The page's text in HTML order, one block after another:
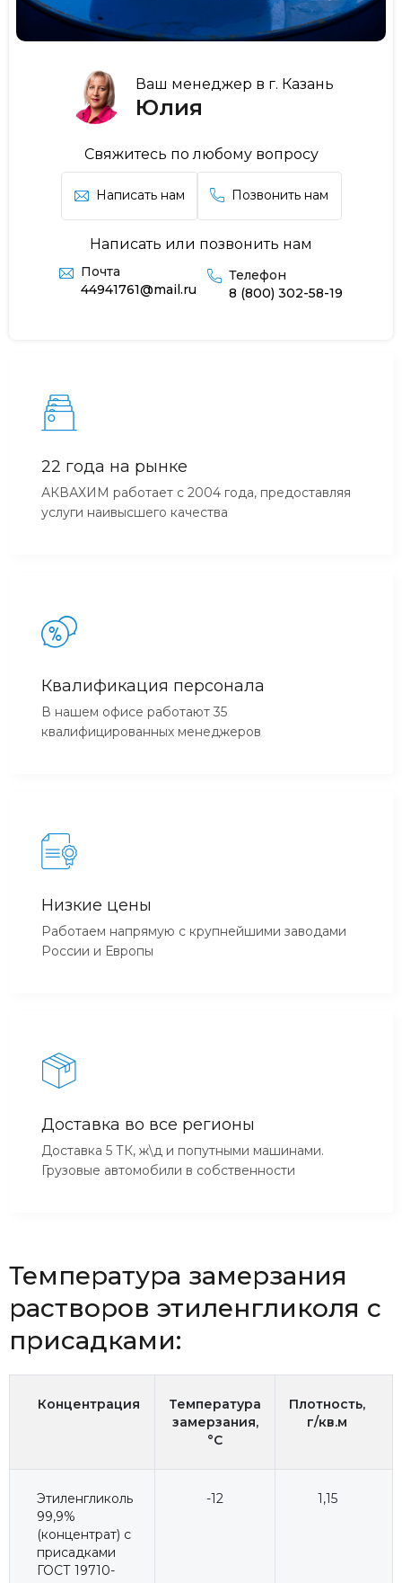
Ваш менеджер в г. Казань
Юлия
Свяжитесь по любому вопросу
Написать нам Позвонить нам
Написать или позвонить нам
Почта
44941761@mail.ru
Телефон
8 (800) 302-58-19
22 года на рынке
АКВАХИМ работает с 2004 года, предоставляя
услуги наивысшего качества
Квалификация персонала
В нашем офисе работают 35
квалифицированных менеджеров
Низкие цены
Работаем напрямую с крупнейшими заводами
России и Европы
Доставка во все регионы
Доставка 5 ТК, ж\д и попутными машинами.
Грузовые автомобили в собственности
Температура замерзания
растворов этиленгликоля с
присадками:
Концентрация
Температура
замерзания,
°C
Плотность,
г/кв.м
Этиленгликоль
99,9%
(концентрат) с
присадками
ГОСТ 19710-
-12 1,15